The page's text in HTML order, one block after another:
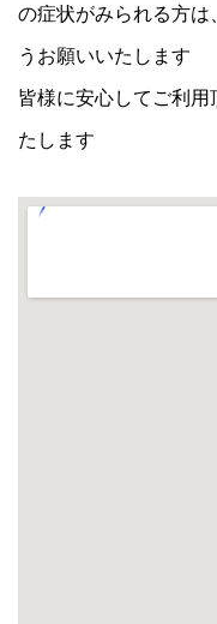
の症状がみられる方は
うお願いいたします
皆様に安心してご利
たします